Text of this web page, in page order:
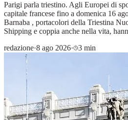
Parigi parla triestino. Agli Europei di
capitale francese fino a domenica 16
Barnaba , portacolori della Triestina
Shipping e coppia anche nella vita,
redazione·8 ago 2026· 3 min